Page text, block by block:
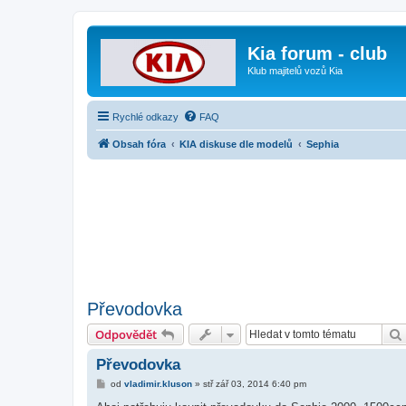
Kia forum - club
Klub majitelů vozů Kia
Rychlé odkazy FAQ
Obsah fóra KIA diskuse dle modelů Sephia
Převodovka
Odpovědět
Převodovka
Pod vladimir.kluson» stř zář 03, 2014 6:40 pm